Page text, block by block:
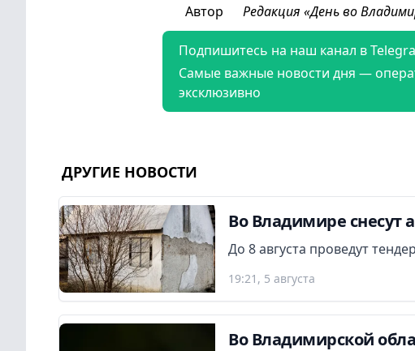
Автор Редакция «День во
Подпишитесь на наш канал в
Самые важные новости дня —
эксклюзивно
ДРУГИЕ НОВОСТИ
Во Владимире снесут
До 8 августа проведут
19:21, 5 августа
Во Владимирской